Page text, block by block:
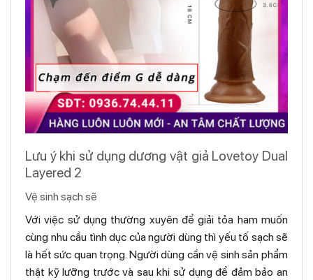
Lưu ý khi sử dụng dương vật giả Lovetoy Dual
Layered 2
Vệ sinh sạch sẽ
Với việc sử dụng thường xuyên để giải tỏa ham muốn
cùng nhu cầu tình dục của người dùng thì yếu tố sạch sẽ
là hết sức quan trọng. Người dùng cần vệ sinh sản phẩm
thật kỹ lưỡng trước và sau khi sử dụng để đảm bảo an